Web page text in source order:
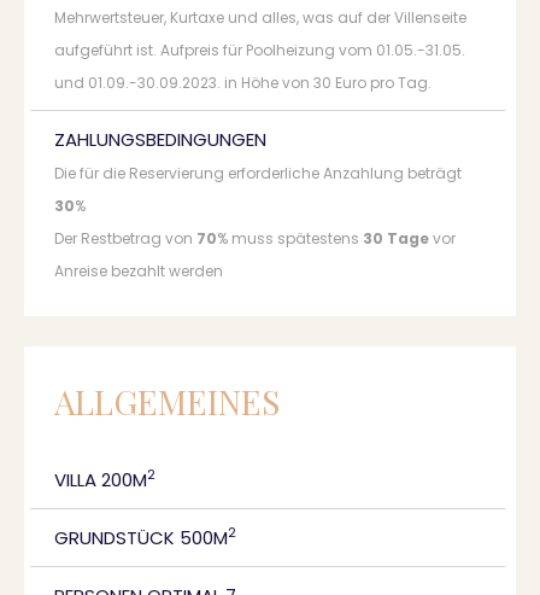
Mehrwertsteuer, Kurtaxe und alles, was auf der Villenseite
aufgeführt ist. Aufpreis für Poolheizung vom 01.05.-31.05.
und 01.09.-30.09.2023. in Höhe von 30 Euro pro Tag.
ZAHLUNGSBEDINGUNGEN
Die für die Reservierung erforderliche Anzahlung beträgt
30%
Der Restbetrag von 70% muss spätestens 30 Tagevor
Anreise bezahlt werden
ALLGEMEINES
VILLA 200M2
GRUNDSTÜCK 500M2